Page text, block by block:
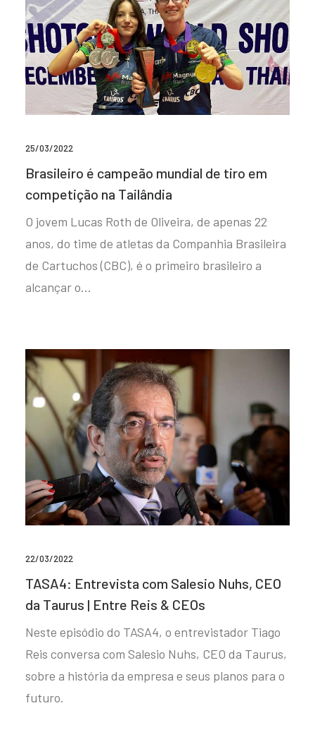
25/03/2022
Brasileiro é campeão mundial de tiro em
competição na Tailândia
O jovem Lucas Roth de Oliveira, de apenas 22
anos, do time de atletas da Companhia Brasileira
de Cartuchos (CBC), é o primeiro brasileiro a
alcançar o…
22/03/2022
TASA4: Entrevista com Salesio Nuhs, CEO
da Taurus | Entre Reis & CEOs
Neste episódio do TASA4, o entrevistador Tiago
Reis conversa com Salesio Nuhs, CEO da Taurus,
sobre a história da empresa e seus planos para o
futuro.